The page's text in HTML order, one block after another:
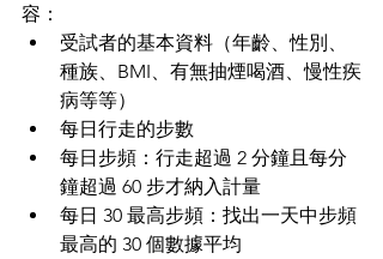
容：
受試者的基本資料（年齡、性別、
種族、BMI、有無抽煙喝酒、慢性疾
病等等）
每日行走的步數
每日步頻：行走超過 2 分鐘且每分
鐘超過 60 步才納入計量
每日 30 最高步頻：找出一天中步頻
最高的 30 個數據平均